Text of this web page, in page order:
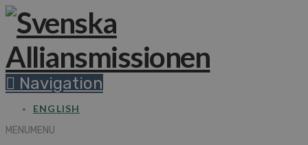
Navigation
ENGLISH
MENUMENU